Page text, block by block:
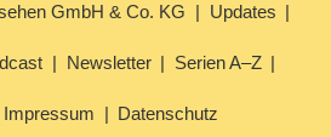
GmbH & Co. KG Updates
Newsletter Serien A–Z
Impressum Datenschutz